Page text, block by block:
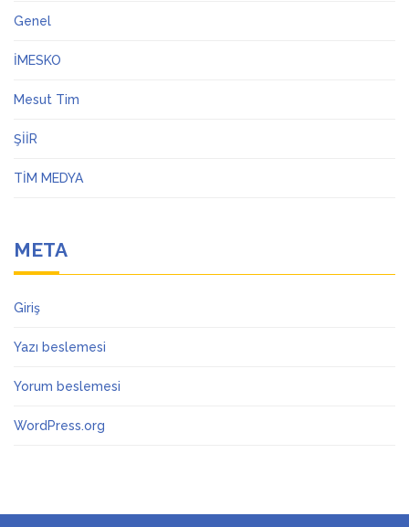
Genel
İMESKO
Mesut Tim
ŞİİR
TİM MEDYA
META
Giriş
Yazı beslemesi
Yorum beslemesi
WordPress.org